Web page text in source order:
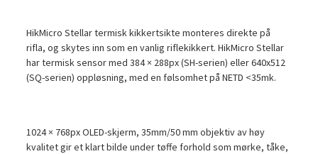
HikMicro Stellar termisk kikkertsikte monteres direkte på
rifla, og skytes inn som en vanlig riflekikkert. HikMicro Stellar
har termisk sensor med 384 × 288px (SH-serien) eller 640x512
(SQ-serien) oppløsning, med en følsomhet på NETD <35mk.
1024 × 768px OLED-skjerm, 35mm/50 mm objektiv av høy
kvalitet gir et klart bilde under tøffe forhold som mørke, tåke,